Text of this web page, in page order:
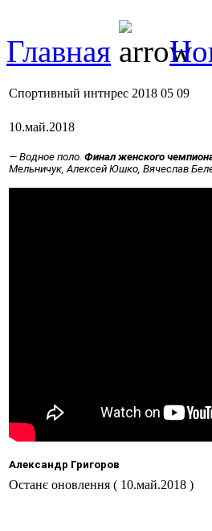
Главная
Спортивный интнрес 2018 05 09
10.май.2018
— Водное поло. Финал женского
Мельничук, Алексей Юшко, Вячеслав
Александр Григоров
Останє оновлення ( 10.май.2018 )